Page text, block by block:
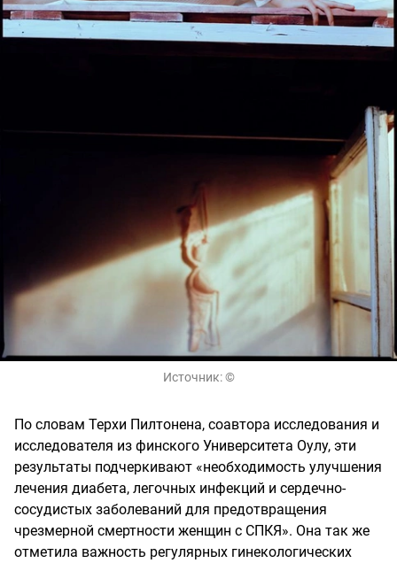
Источник:©
По словам Терхи Пилтонена, соавтора исследования и
исследователя из финского Университета Оулу, эти
результаты подчеркивают «необходимость улучшения
лечения диабета, легочных инфекций и сердечно-
сосудистых заболеваний для предотвращения
чрезмерной смертности женщин с СПКЯ». Она так же
отметила важность регулярных гинекологических